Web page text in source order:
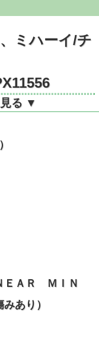
ミハーイ/チ
る ▼
ＥＡＲ ＭＩＮ
あり）